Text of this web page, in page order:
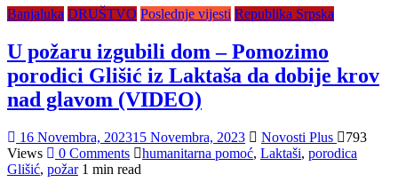
Banjaluka DRUŠTVO Poslednje vijesti Republika Srpska
U požaru izgubili dom – Pomozimo
porodici Glišić iz Laktaša da dobije krov
nad glavom (VIDEO)
16 Novembra, 202315 Novembra, 2023 Novosti Plus
793
Views
0 Comments humanitarna pomoć, Laktaši, porodica
Glišić, požar 1 min read